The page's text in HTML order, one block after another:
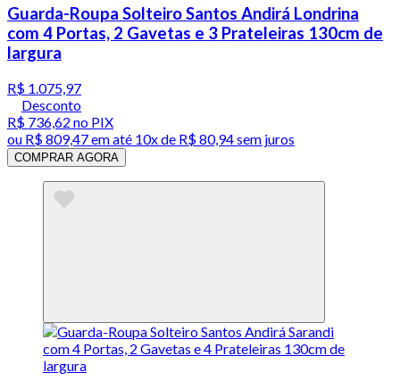
Guarda-Roupa Solteiro Santos Andirá Londrina
com 4 Portas, 2 Gavetas e 3 Prateleiras 130cm de
largura
R$ 1.075,97
Desconto
R$ 736,62 no PIX
ou R$ 809,47em até 10x de R$ 80,94 sem juros
COMPRAR AGORA